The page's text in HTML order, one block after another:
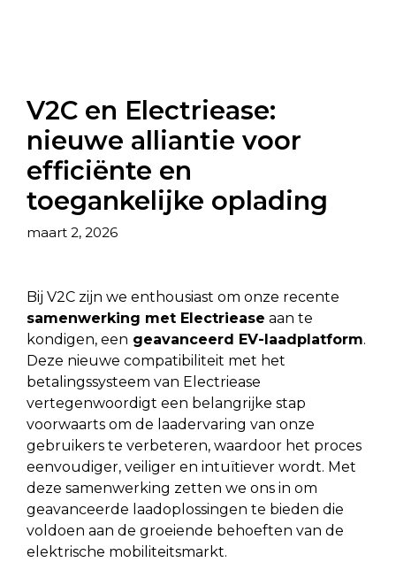
V2C en Electriease:
nieuwe alliantie voor
efficiënte en
toegankelijke oplading
maart 2, 2026
Bij V2C zijn we enthousiast om onze recente
samenwerking met Electriease aan te
kondigen, een geavanceerd EV-laadplatform.
Deze nieuwe compatibiliteit met het
betalingssysteem van Electriease
vertegenwoordigt een belangrijke stap
voorwaarts om de laadervaring van onze
gebruikers te verbeteren, waardoor het proces
eenvoudiger, veiliger en intuïtiever wordt. Met
deze samenwerking zetten we ons in om
geavanceerde laadoplossingen te bieden die
voldoen aan de groeiende behoeften van de
elektrische mobiliteitsmarkt.